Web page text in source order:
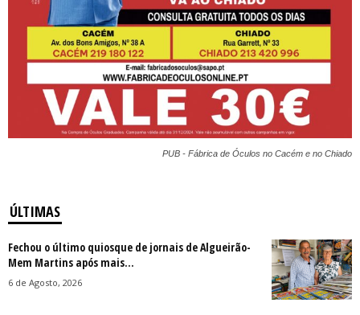
PUB - Fábrica de Óculos no Cacém e no Chiado
ÚLTIMAS
Fechou o último quiosque de jornais de Algueirão-
Mem Martins após mais...
6 de Agosto, 2026